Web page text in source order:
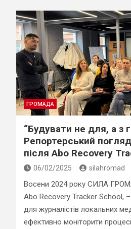
ГРОМАДА
“Будувати не для, а з
Репортерський
після Abo Recovery
06/02/2025 silahromad
Восени 2024 року СИЛА
Abo Recovery Tracker School,
для журналістів локальних
ефективно моніторити